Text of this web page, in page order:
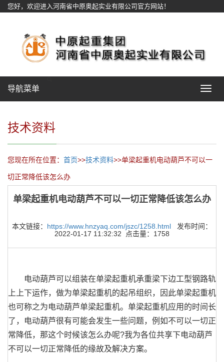
您好，欢迎进入河南省中原奥起实业有限公司官方网站！
Toggle
导航菜单
技术资料
您现在所在位置： 首页>>技术资料>>单梁起重机电动葫芦不可以一
切正常降低该怎么办
单梁起重机电动葫芦不可以一切正常降低该怎么办
本文链接： https://www.hnzyaq.com/jszc/1258.html 发布时间：
2022-01-17 11:32:32 点击量：1758
电动葫芦可以组装在单梁起重机承重梁下边工型钢路轨
上上下运作，做为单梁起重机的起吊组织，因此单梁起重机
也可称之为电动葫芦单梁起重机。单梁起重机应用的时间长
了，电动葫芦很有可能会发生一些问题，例如不可以一切正
常降低，那这个时候该怎么办呢?我为各位共享下电动葫芦
不可以一切正常降低的缘故及解决方案。